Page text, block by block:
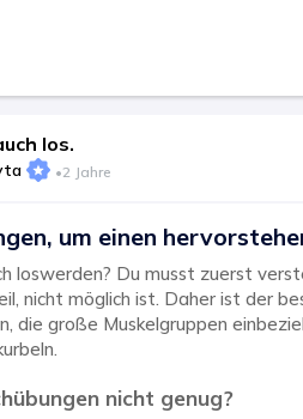
los.
•2 Jahre
um einen
loswerden? Du musst zuerst
nicht möglich ist. Daher ist der
die große Muskelgruppen
nicht genug?